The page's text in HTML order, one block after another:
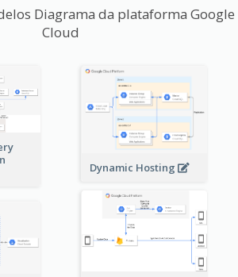
Diagrama da plataforma Google
Cloud
Dynamic Hosting